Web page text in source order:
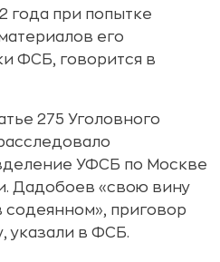
года при попытке
его
ФСБ, говорится в
275 Уголовного
УФСБ по Москве
Дадобоев «свою вину
содеянном», приговор
указали в ФСБ.